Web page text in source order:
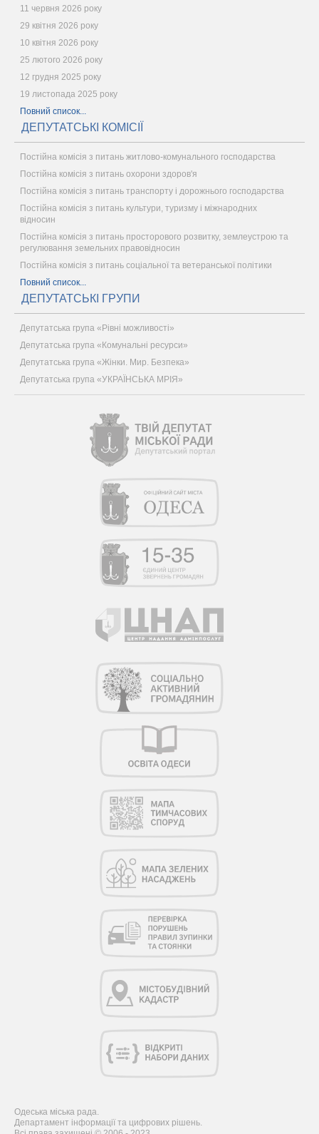
11 червня 2026 року
29 квітня 2026 року
10 квітня 2026 року
25 лютого 2026 року
12 грудня 2025 року
19 листопада 2025 року
Повний список...
ДЕПУТАТСЬКІ КОМІСІЇ
Постійна комісія з питань житлово-комунального господарства
Постійна комісія з питань охорони здоров'я
Постійна комісія з питань транспорту і дорожнього господарства
Постійна комісія з питань культури, туризму і міжнародних
відносин
Постійна комісія з питань просторового розвитку, землеустрою та
регулювання земельних правовідносин
Постійна комісія з питань соціальної та ветеранської політики
Повний список...
ДЕПУТАТСЬКІ ГРУПИ
Депутатська група «Рівні можливості»
Депутатська група «Комунальні ресурси»
Депутатська група «Жінки. Мир. Безпека»
Депутатська група «УКРАЇНСЬКА МРІЯ»
Одеська міська рада.
Департамент інформації та цифрових рішень.